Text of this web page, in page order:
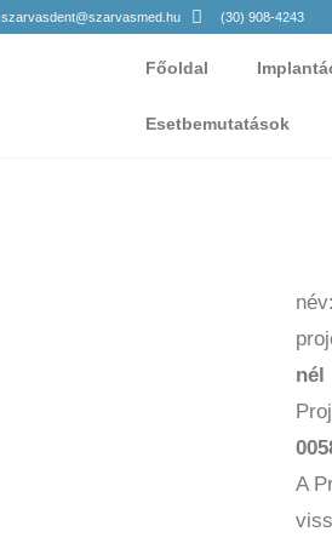
szarvasdent@szarvasmed.hu (30) 908-4243
Főoldal
Esetbemutatások
nél
A